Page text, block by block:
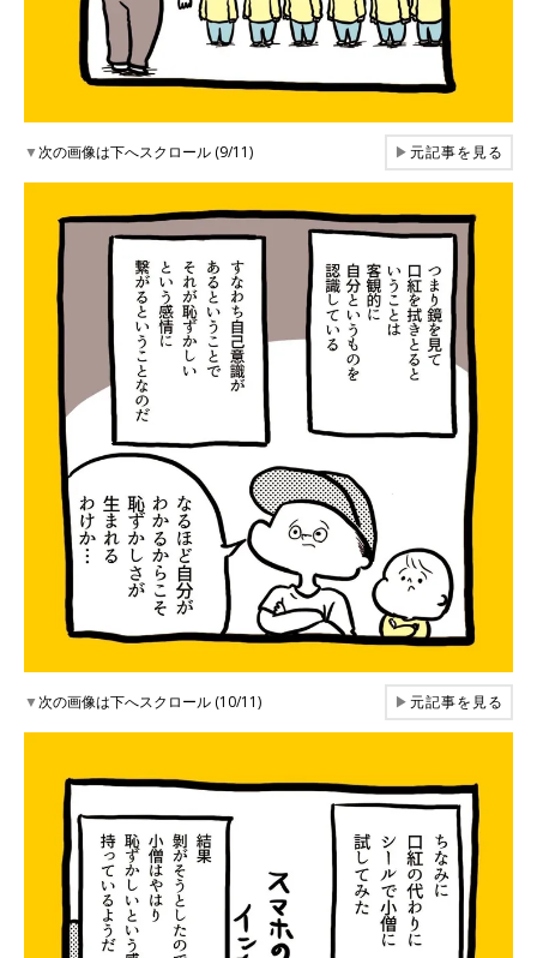
▼次の画像は下へスクロール (9/11) ▶元記事を見る
▼次の画像は下へスクロール (10/11) ▶元記事を見る